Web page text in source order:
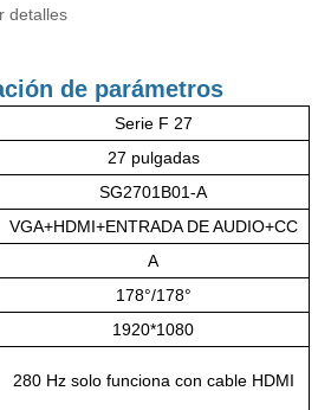
detalles
de parámetros
Serie F 27
27 pulgadas
SG2701B01-A
VGA+HDMI+ENTRADA DE AUDIO+CC
A
178°/178°
1920*1080
280 Hz solo funciona con cable HDMI